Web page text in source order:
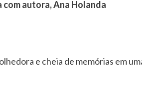
autora, Ana Holanda
e cheia de memórias em